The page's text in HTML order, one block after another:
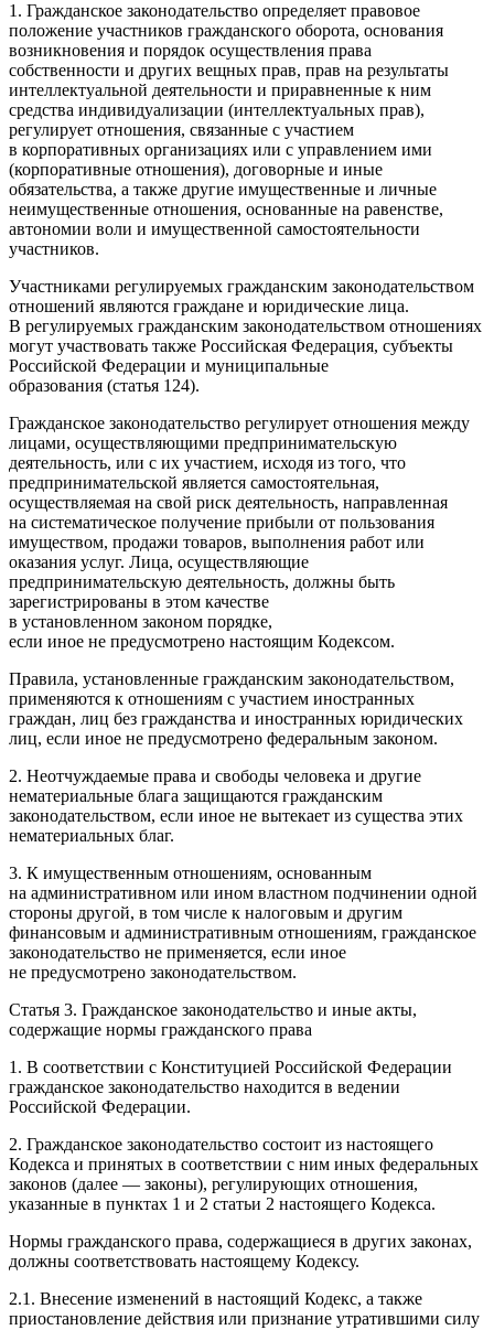
1. Гражданское законодательство определяет правовое
положение участников гражданского оборота, основания
возникновения и порядок осуществления права
собственности и других вещных прав, прав на результаты
интеллектуальной деятельности и приравненные к ним
средства индивидуализации (интеллектуальных прав),
регулирует отношения, связанные с участием
в корпоративных организациях или с управлением ими
(корпоративные отношения), договорные и иные
обязательства, а также другие имущественные и личные
неимущественные отношения, основанные на равенстве,
автономии воли и имущественной самостоятельности
участников.
Участниками регулируемых гражданским законодательством
отношений являются граждане и юридические лица.
В регулируемых гражданским законодательством отношениях
могут участвовать также Российская Федерация, субъекты
Российской Федерации и муниципальные
образования (статья 124).
Гражданское законодательство регулирует отношения между
лицами, осуществляющими предпринимательскую
деятельность, или с их участием, исходя из того, что
предпринимательской является самостоятельная,
осуществляемая на свой риск деятельность, направленная
на систематическое получение прибыли от пользования
имуществом, продажи товаров, выполнения работ или
оказания услуг. Лица, осуществляющие
предпринимательскую деятельность, должны быть
зарегистрированы в этом качестве
в установленном законом порядке,
если иное не предусмотрено настоящим Кодексом.
Правила, установленные гражданским законодательством,
применяются к отношениям с участием иностранных
граждан, лиц без гражданства и иностранных юридических
лиц, если иное не предусмотрено федеральным законом.
2. Неотчуждаемые права и свободы человека и другие
нематериальные блага защищаются гражданским
законодательством, если иное не вытекает из существа этих
нематериальных благ.
3. К имущественным отношениям, основанным
на административном или ином властном подчинении одной
стороны другой, в том числе к налоговым и другим
финансовым и административным отношениям, гражданское
законодательство не применяется, если иное
не предусмотрено законодательством.
Статья 3. Гражданское законодательство и иные акты,
содержащие нормы гражданского права
1. В соответствии с Конституцией Российской Федерации
гражданское законодательство находится в ведении
Российской Федерации.
2. Гражданское законодательство состоит из настоящего
Кодекса и принятых в соответствии с ним иных федеральных
законов (далее — законы), регулирующих отношения,
указанные в пунктах 1 и 2 статьи 2 настоящего Кодекса.
Нормы гражданского права, содержащиеся в других законах,
должны соответствовать настоящему Кодексу.
2.1. Внесение изменений в настоящий Кодекс, а также
приостановление действия или признание утратившими силу